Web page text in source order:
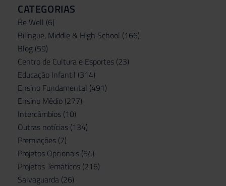
CATEGORIAS
Be Well (6)
Bilíngue, Middle & High School (166)
Blog (59)
Centro de Cultura e Esportes (23)
Educação Infantil (314)
Ensino Fundamental (491)
Ensino Médio (277)
Intercâmbios (10)
Outras notícias (134)
Premiações (7)
Projetos Opcionais (54)
Projetos Temáticos (216)
Salvaguarda (26)